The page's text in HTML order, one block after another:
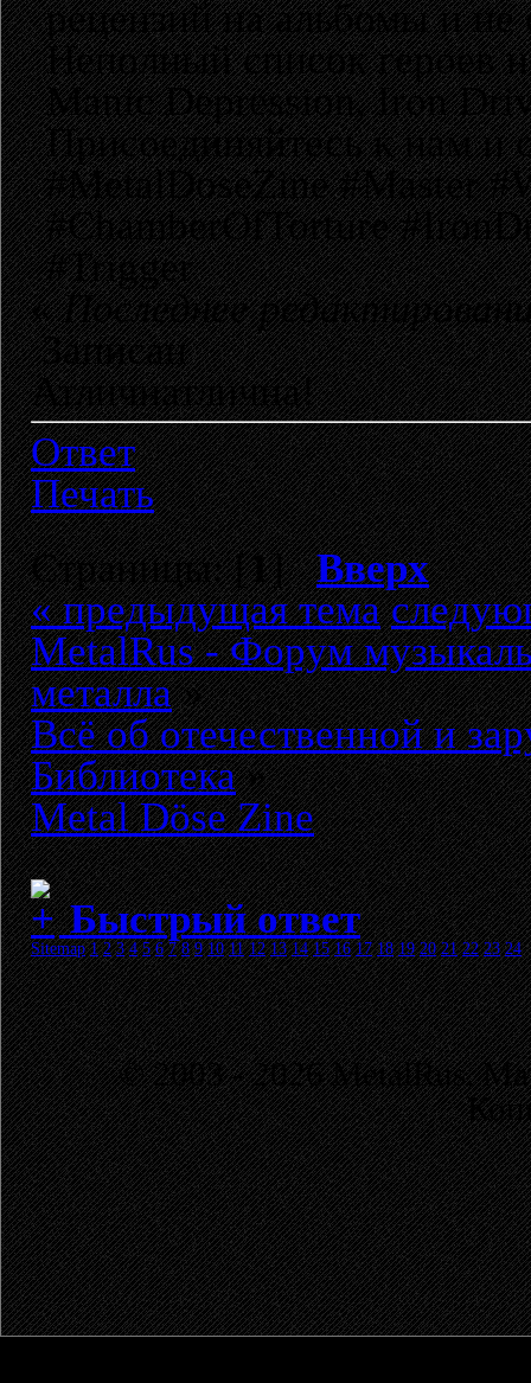
рецензий на альбомы и
Неполный список героев
Manic Depression, Iron
Присоединяйтесь к нам и
#MetalDoseZine #Master
#ChamberOfTorture
#Trigger
«Последнее
Записан
Атличнатлична!
Ответ
Печать
Страницы: [1]Вверх
« предыдущая тема
MetalRus - Форум
металла»
Всё об отечественной и
Библиотека»
Metal Döse Zine
Быстрый ответ
Sitemap 1 2 3 4 5 6 7 8 9 10 11 12 13 14 15 16 17 18 19 20 21 22 23 24
© 2003 - 2026 MetalRus.